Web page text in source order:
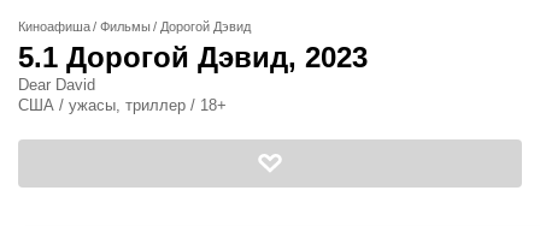
Киноафиша Фильмы Дорогой Дэвид
5.1 Дорогой Дэвид, 2023
Dear David
США / ужасы, триллер / 18+